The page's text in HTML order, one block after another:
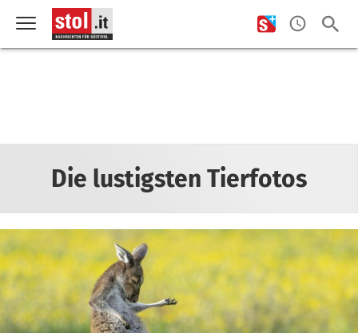
Die lustigsten Tierfotos